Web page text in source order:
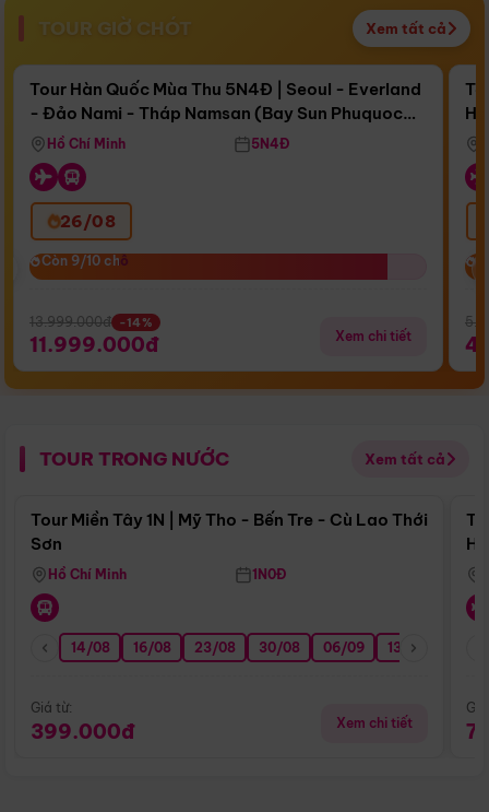
TOUR GIỜ CHÓT Xem tất cả
Còn15 ngày 10:39:41
Bay Sun Phuquoc Airways
Điểm nổi bật
Tour Hàn Quốc Mùa Thu 5N4Đ | Seoul - Everland
- Đảo Nami - Tháp Namsan (Bay Sun Phuquoc
Airways)
Hồ Chí Minh 5N4Đ
26/08
Còn 9/10 chỗ
Còn 9/10 chỗ
13.999.000đ -14%
11.999.000đ Xem chi tiết
TOUR TRONG NƯỚC Xem tất cả
Điểm nổi bật
Tour Miền Tây 1N | Mỹ Tho - Bến Tre - Cù Lao Thới
Sơn
Hồ Chí Minh 1N0Đ
14/08 16/08 23/08 30/08 06/09 13/09
Giá từ:
399.000đ Xem chi tiết